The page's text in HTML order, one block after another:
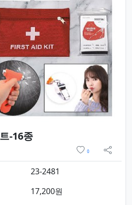
Next
-16종요약정보 및 구매
0
sns 공
23-2481
17,200원